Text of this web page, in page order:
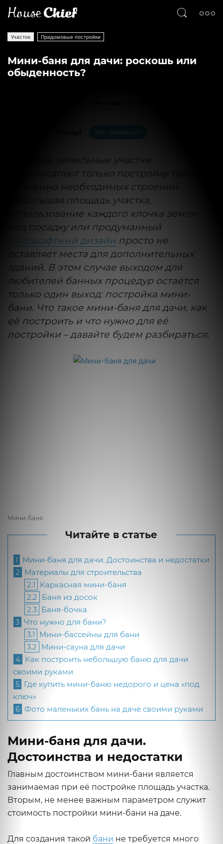
Участок Придомовые постройки
Мини-баня для дачи: роскошь или
обыденность?
Зачастую земельные участки
предполагают только постройку только
жизненно необходимых строений.
Небольшая площадь участка,
использование каждого клочка земли
под посадку или продуманный
ландшафтный дизайн просто не
оставляет места для дополнительных
зданий. В этом случае выходом для
любителей банных процедур остаётся
только один выход: постройка мини-
бани. Что такое мини-баня для дачи, как
её построить и что нужно для её
постройки – давайте будем разбираться.
Мини-баня
Читайте в статье
1 Мини-баня для дачи. Достоинства и недостатки
2 Материалы для строительства
2.1 Каркасная мини-баня
2.2 Баня из досок
2.3 Баня-бочка
3 Что нужно для бани?
3.1 Мини-бассейны для бани
3.2 Мини-сауна для дачи
4 Как построить небольшую баню для дачи
своими руками
5 Где купить мини-баню недорого и цена «под
ключ»
6 Фото маленьких бань на даче своими руками
Мини-баня для дачи.
Достоинства и недостатки
Главным достоинством мини-бани является
занимаемая при её постройке площадь участка.
Вторым, не менее важным параметром служит
стоимость постройки мини-бани на даче.
Для создания такой бани не требуется много